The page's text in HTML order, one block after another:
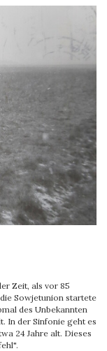
Zeit, als vor 85
Sowjetunion startete
des Unbekannten
In der Sinfonie geht es
24 Jahre alt. Dieses